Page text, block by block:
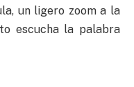
un ligero zoom a la
escucha la palabra